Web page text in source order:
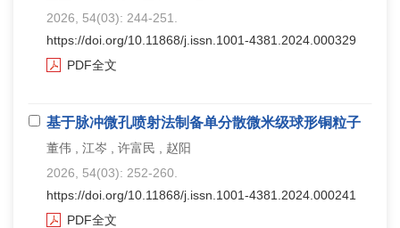
2026, 54(03): 244-251.
https://doi.org/10.11868/j.issn.1001-4381.2024.000329
PDF全文
基于脉冲微孔喷射法制备单分散微米级球形铜粒子
董伟 , 江岑 , 许富民 , 赵阳
2026, 54(03): 252-260.
https://doi.org/10.11868/j.issn.1001-4381.2024.000241
PDF全文